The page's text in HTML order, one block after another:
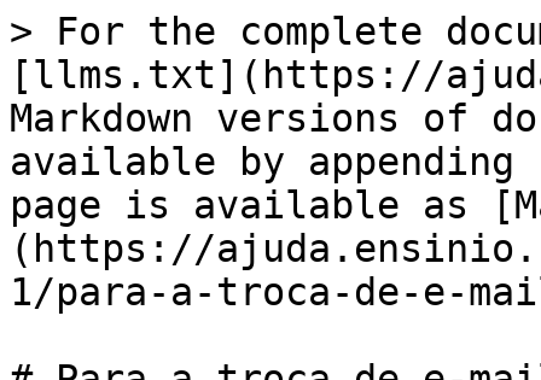
> For the complete
[llms.txt](https://
Markdown versions of
available by
page is available as
(https://
1/para-a-troca-de-e-